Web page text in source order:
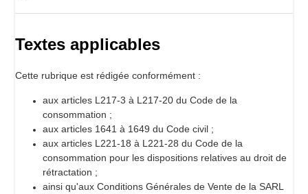
Textes applicables
Cette rubrique est rédigée conformément :
aux articles L217-3 à L217-20 du Code de la
consommation ;
aux articles 1641 à 1649 du Code civil ;
aux articles L221-18 à L221-28 du Code de la
consommation pour les dispositions relatives au droit de
rétractation ;
ainsi qu'aux Conditions Générales de Vente de la SARL